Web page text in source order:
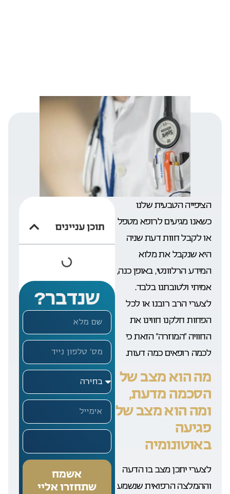
תוכן עניינים
שנדבר?
אשמח
שתחזרו אליי
הציפייה הטבעית שלנו
כשאנו מגיעים לרופא מטפל
או לקבל חוות דעת שניה
היא שנקבל את מלוא
המידע הרלוונטי, באופן כנה,
אמיתי ולטובתנו בלבד.
לצערי הרב רובנו או לכל
הפחות חלקנו חווינו את
החוויה “המוזרה” הזאת כי
לכמה רופאים כמה דעות.
מה הוא מצב של
הסכמה מדעת,
ומה הוא מצב של
פגיעה
באוטונומיה
לצערי יתכן מצב בו הדעה
וההמלצה הרפואית שנשמע